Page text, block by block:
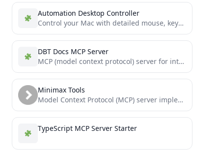
Automation Desktop Controller
Control your Mac with detailed mouse, keyboard, screen, and window management capabilities.
DBT Docs MCP Server
MCP (model context protocol) server for interacting with dbt Docs
Minimax Tools
Model Context Protocol (MCP) server implementation with Minimax API integration
TypeScript MCP Server Starter